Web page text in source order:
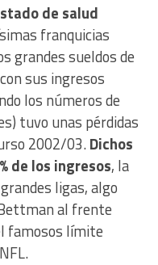
de salud
franquicias
grandes sueldos de
sus ingresos
los números de
tuvo unas pérdidas
2002/03.Dichos
de los ingresos, la
ligas, algo
al frente
famosos límite